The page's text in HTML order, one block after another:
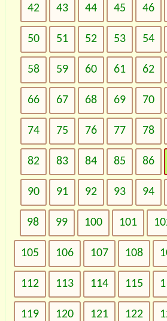
42 43 44 45 46
50 51 52 53 54
58 59 60 61 62
66 67 68 69 70
74 75 76 77 78
82 83 84 85 86
90 91 92 93 94
98 99 100 101
105 106 107 108
112 113 114 115
119 120 121 122